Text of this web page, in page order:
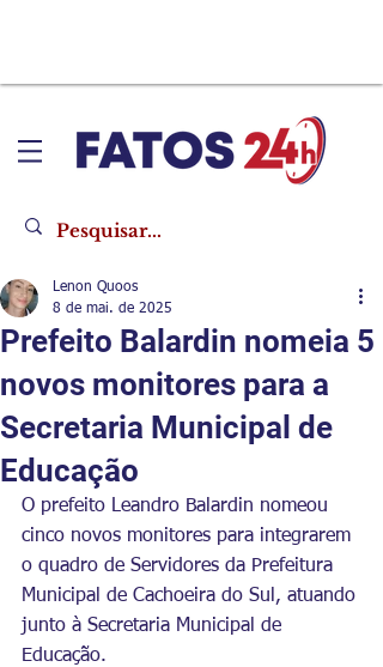
Prefeito Balardin nomeia 5
novos monitores para a
Secretaria Municipal de
Educação
Lenon Quoos
8 de mai. de 2025
O prefeito Leandro Balardin nomeou
cinco novos monitores para integrarem
o quadro de Servidores da Prefeitura
Municipal de Cachoeira do Sul, atuando
junto à Secretaria Municipal de
Educação.